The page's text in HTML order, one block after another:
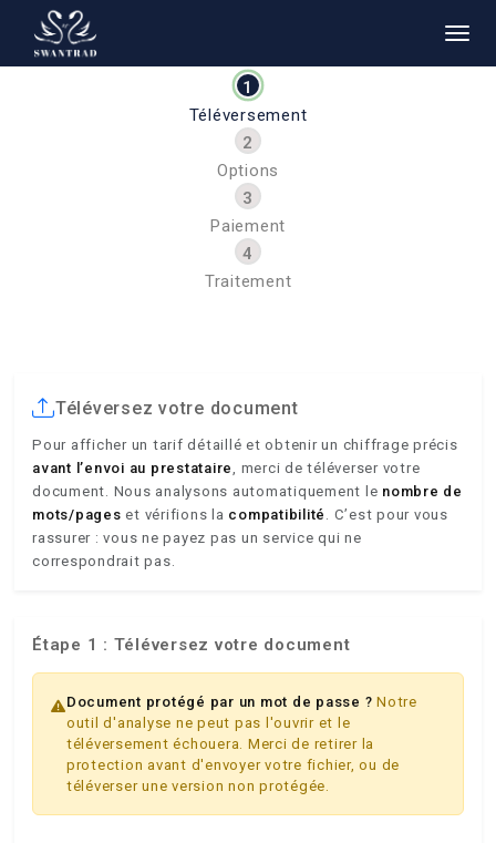
Téléversement
Options
Paiement
Traitement
Téléversez votre document
Pour afficher un tarif détaillé et obtenir un chiffrage précis
avant l’envoi au prestataire, merci de téléverser votre
document. Nous analysons automatiquement le nombre de
mots/pages et vérifions la compatibilité . C’est pour vous
rassurer : vous ne payez pas un service qui ne
correspondrait pas.
Étape 1 : Téléversez votre document
Document protégé par un mot de passe ? Notre
outil d'analyse ne peut pas l'ouvrir et le
téléversement échouera. Merci de retirer la
protection avant d'envoyer votre fichier, ou de
téléverser une version non protégée.